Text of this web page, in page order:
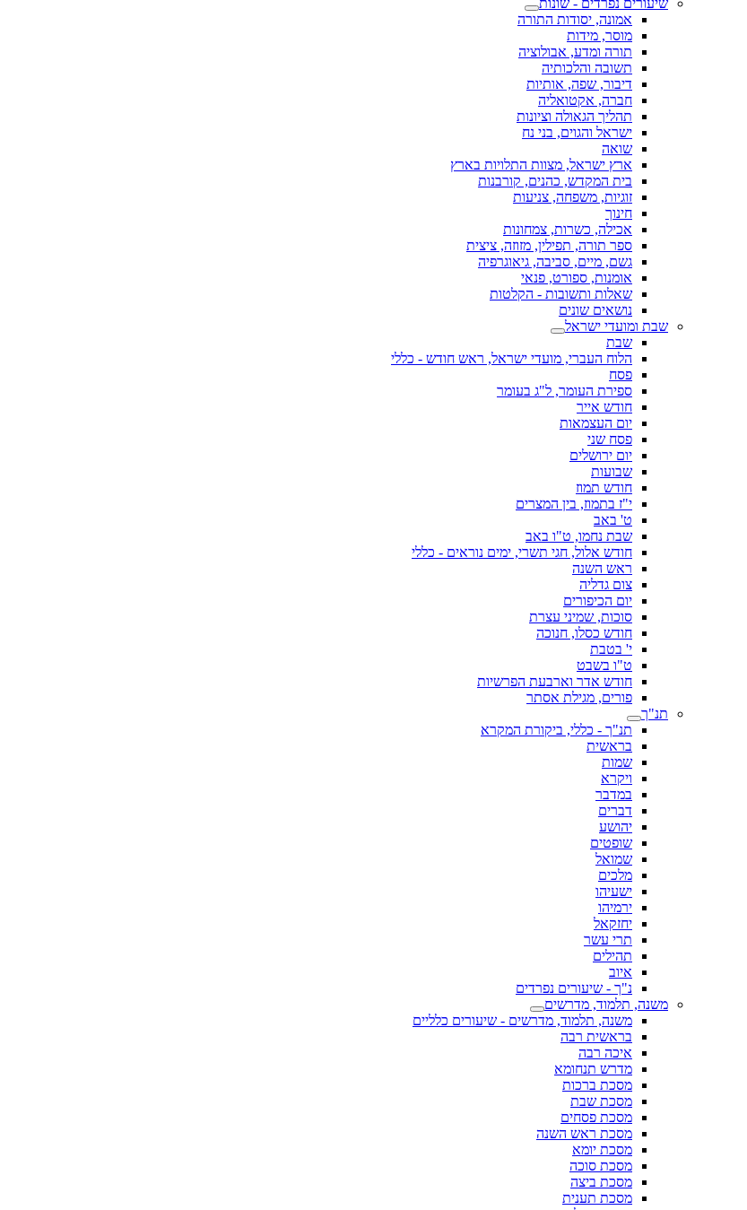
שיעורים נפרדים - שונות
אמונה, יסודות התורה
מוסר, מידות
תורה ומדע, אבולוציה
תשובה והלכותיה
דיבור, שפה, אותיות
חברה, אקטואליה
תהליך הגאולה וציונות
ישראל והגוים, בני נח
שואה
ארץ ישראל, מצוות התלויות בארץ
בית המקדש, כהנים, קורבנות
זוגיות, משפחה, צניעות
חינוך
אכילה, כשרות, צמחונות
ספר תורה, תפילין, מזוזה, ציצית
גשם, מיים, סביבה, גיאוגרפיה
אומנות, ספורט, פנאי
שאלות ותשובות - הקלטות
נושאים שונים
שבת ומועדי ישראל
שבת
הלוח העברי, מועדי ישראל, ראש חודש - כללי
פסח
ספירת העומר, ל"ג בעומר
חודש אייר
יום העצמאות
פסח שני
יום ירושלים
שבועות
חודש תמוז
י"ז בתמוז, בין המצרים
ט' באב
שבת נחמו, ט"ו באב
חודש אלול, חגי תשרי, ימים נוראים - כללי
ראש השנה
צום גדליה
יום הכיפורים
סוכות, שמיני עצרת
חודש כסלו, חנוכה
י' בטבת
ט"ו בשבט
חודש אדר וארבעת הפרשיות
פורים, מגילת אסתר
תנ"ך
תנ"ך - כללי, ביקורת המקרא
בראשית
שמות
ויקרא
במדבר
דברים
יהושע
שופטים
שמואל
מלכים
ישעיהו
ירמיהו
יחזקאל
תרי עשר
תהילים
איוב
נ"ך - שיעורים נפרדים
משנה, תלמוד, מדרשים
משנה, תלמוד, מדרשים - שיעורים כלליים
בראשית רבה
איכה רבה
מדרש תנחומא
מסכת ברכות
מסכת שבת
מסכת פסחים
מסכת ראש השנה
מסכת יומא
מסכת סוכה
מסכת ביצה
מסכת תענית